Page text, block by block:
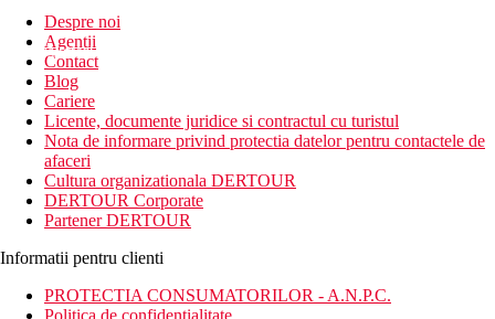
newsletter!
Despre noi
Agentii
Contact
Blog
Cariere
Licente, documente juridice si contractul cu turistul
Nota de informare privind protectia datelor pentru contactele de
afaceri
Cultura organizationala DERTOUR
DERTOUR Corporate
Partener DERTOUR
Informatii pentru clienti
PROTECTIA CONSUMATORILOR - A.N.P.C.
Politica de confidentialitate